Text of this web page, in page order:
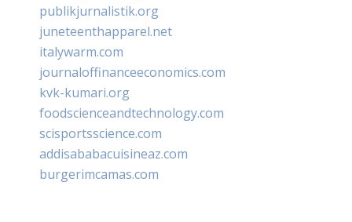
publikjurnalistik.org
juneteenthapparel.net
italywarm.com
journaloffinanceeconomics.com
kvk-kumari.org
foodscienceandtechnology.com
scisportsscience.com
addisababacuisineaz.com
burgerimcamas.com